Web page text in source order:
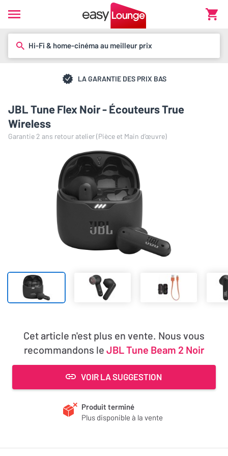
Hi-Fi & home-cinéma au meilleur prix
LA GARANTIE DES PRIX BAS
JBL Tune Flex Noir - Écouteurs True
Wireless
Garantie 2 ans retour atelier (Pièce et Main d’œuvre)
Cet article n'est plus en vente. Nous vous
recommandons le JBL Tune Beam 2 Noir
VOIR LA SUGGESTION
Produit terminé
Plus disponible à la vente